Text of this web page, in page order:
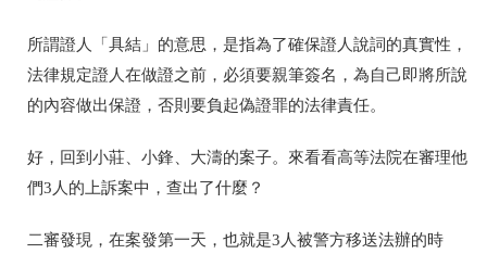
所謂證人「具結」的意思，是指為了確保證人說詞的真實性，
法律規定證人在做證之前，必須要親筆簽名，為自己即將所說
的內容做出保證，否則要負起偽證罪的法律責任。
好，回到小莊、小鋒、 大濤的案子。來看看高等法院在審理他
們3人的上訴案中，查出了什麼？
二審發現，在案發第一天，也就是3 人被警方移送法辦的時